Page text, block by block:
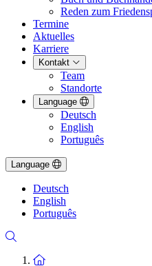
Reden zum
Termine
Aktuelles
Karriere
Kontakt
Team
Standorte
Language
Deutsch
English
Português
Language
Deutsch
English
Português
Zur Startseite